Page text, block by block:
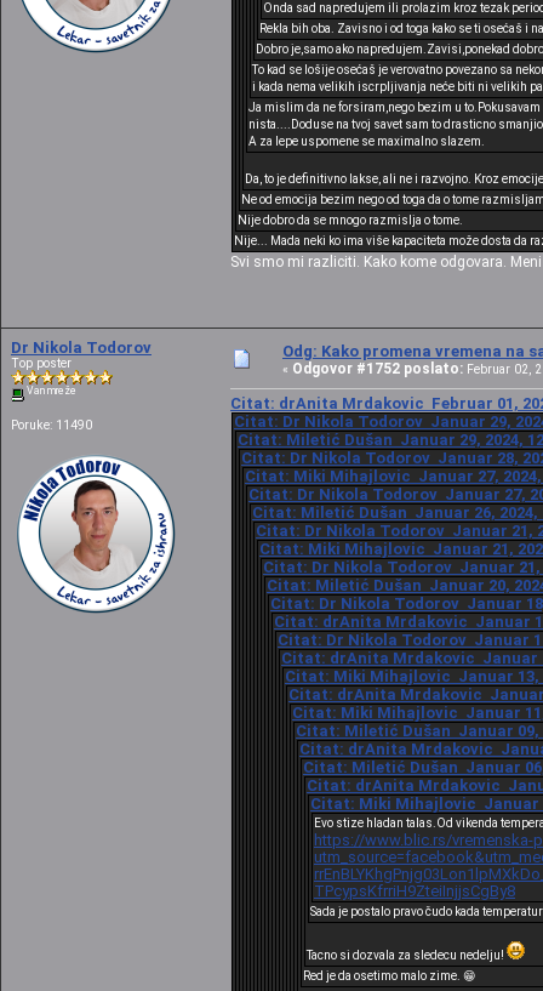
Onda sad napredujem ili prolazim kroz tezak
Rekla bih oba. Zavisno i od toga kako se ti osećaš i
Dobro je,samo ako napredujem.Zavisi,ponekad
To kad se lošije osećaš je verovatno povezano sa
i kada nema velikih iscrpljivanja neće biti ni velikih
Ja mislim da ne forsiram,nego bezim u
nista....Doduse na tvoj savet sam to drasticno
A za lepe uspomene se maximalno slazem.
Da, to je definitivno lakse, ali ne i razvojno. Kroz
Ne od emocija bezim nego od toga da o tome
Nije dobro da se mnogo razmislja o tome.
Nije... Mada neki ko ima više kapaciteta može dosta da
Svi smo mi razliciti. Kako kome odgovara.
Dr Nikola Todorov
Top poster
Van mreže
Poruke: 11490
Odg: Kako promena vremena na
« Odgovor #1752 poslato: Februar 02,
Citat: drAnita Mrdakovic Februar 01,
Citat: Dr Nikola Todorov Januar 29,
Citat: Miletić Dušan Januar 29, 2024,
Citat: Dr Nikola Todorov Januar 28,
Citat: Miki Mihajlovic Januar 27, 2024,
Citat: Dr Nikola Todorov Januar 27,
Citat: Miletić Dušan Januar 26, 2024,
Citat: Dr Nikola Todorov Januar 21,
Citat: Miki Mihajlovic Januar 21,
Citat: Dr Nikola Todorov Januar 21,
Citat: Miletić Dušan Januar 20,
Citat: Dr Nikola Todorov Januar
Citat: drAnita Mrdakovic Januar
Citat: Dr Nikola Todorov Januar
Citat: drAnita Mrdakovic Januar
Citat: Miki Mihajlovic Januar 13,
Citat: drAnita Mrdakovic Januar
Citat: Miki Mihajlovic Januar 11,
Citat: Miletić Dušan Januar 09,
Citat: drAnita Mrdakovic
Citat: Miletić Dušan Januar 06,
Citat: drAnita Mrdakovic
Citat: Miki Mihajlovic Januar
Evo stize hladan talas.Od vikenda
https://www.blic.rs/vremenska-
TPcypsKfrriH9ZteiInjjsCgBy8
Sada je postalo pravo čudo kada
Tacno si dozvala za sledecu nedelju!
Red je da osetimo malo zime. 😁